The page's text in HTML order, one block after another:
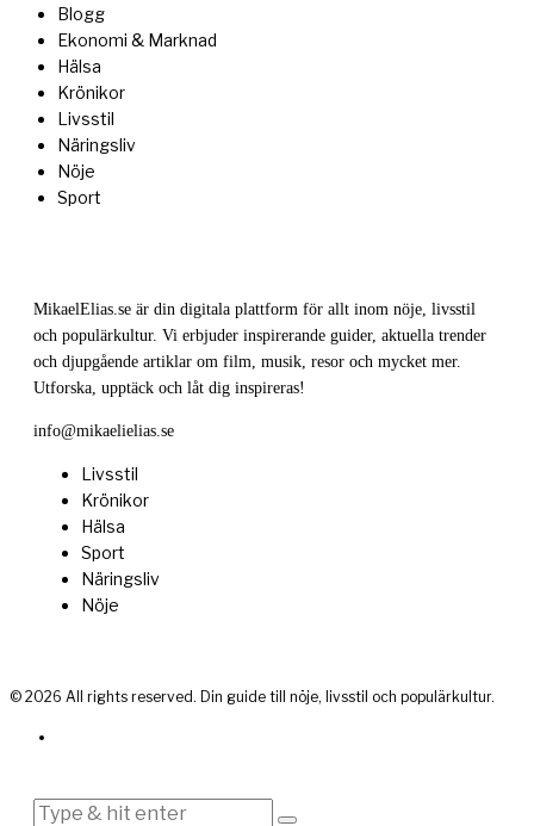
Blogg
Ekonomi & Marknad
Hälsa
Krönikor
Livsstil
Näringsliv
Nöje
Sport
MikaelElias.se är din digitala plattform för allt inom nöje, livsstil
och populärkultur. Vi erbjuder inspirerande guider, aktuella trender
och djupgående artiklar om film, musik, resor och mycket mer.
Utforska, upptäck och låt dig inspireras!
info@mikaelielias.se
Livsstil
Krönikor
Hälsa
Sport
Näringsliv
Nöje
© 2026 All rights reserved. Din guide till nöje, livsstil och populärkultur.